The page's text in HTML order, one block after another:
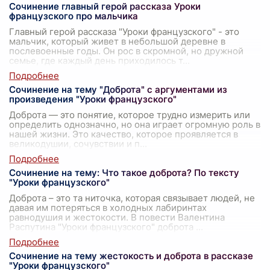
Сочинение главный герой рассказа Уроки
французского про мальчика
Главный герой рассказа "Уроки французского" - это
мальчик, который живет в небольшой деревне в
послевоенные годы. Он рос в скромной, но дружной
семье, где каждый день приходилось т
Сочинение на тему "Доброта" с аргументами из
произведения "Уроки французского"
Доброта — это понятие, которое трудно измерить или
определить однозначно, но она играет огромную роль в
нашей жизни. Это качество, которое проявляется в
великодушии, сочувствии и п
Сочинение на тему: Что такое доброта? По тексту
"Уроки французского"
Доброта – это та ниточка, которая связывает людей, не
давая им потеряться в холодных лабиринтах
равнодушия и жестокости. В повести Валентина
Распутина "Уроки французского" доброта
Сочинение на тему жестокость и доброта в рассказе
"Уроки французского"